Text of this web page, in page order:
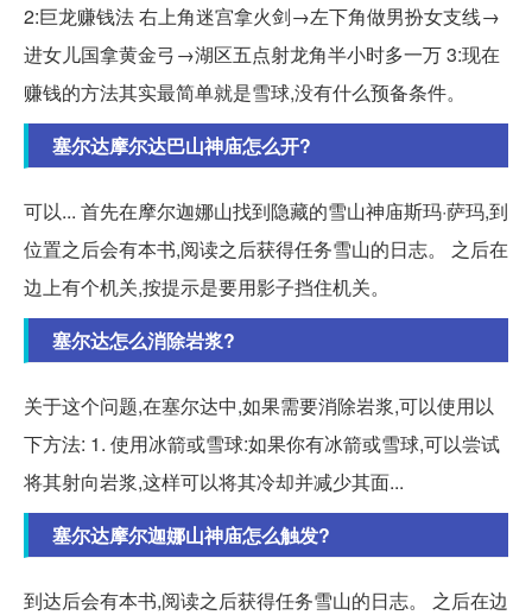
2:巨龙赚钱法 右上角迷宫拿火剑→左下角做男扮女支线→
进女儿国拿黄金弓→湖区五点射龙角半小时多一万 3:现在
赚钱的方法其实最简单就是雪球,没有什么预备条件。
塞尔达摩尔达巴山神庙怎么开?
可以... 首先在摩尔迦娜山找到隐藏的雪山神庙斯玛·萨玛,到
位置之后会有本书,阅读之后获得任务雪山的日志。 之后在
边上有个机关,按提示是要用影子挡住机关。
塞尔达怎么消除岩浆?
关于这个问题,在塞尔达中,如果需要消除岩浆,可以使用以
下方法: 1. 使用冰箭或雪球:如果你有冰箭或雪球,可以尝试
将其射向岩浆,这样可以将其冷却并减少其面...
塞尔达摩尔迦娜山神庙怎么触发?
到达后会有本书,阅读之后获得任务雪山的日志。 之后在边